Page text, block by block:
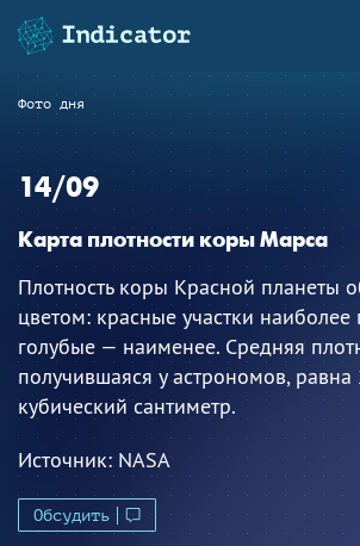
Фото дня
14/09
Карта плотности коры Марса
Плотность коры Красной планеты
цветом: красные участки наиболее
голубые — наименее. Средняя
получившаяся у астрономов,
кубический сантиметр.
Источник:NASA
Обсудить